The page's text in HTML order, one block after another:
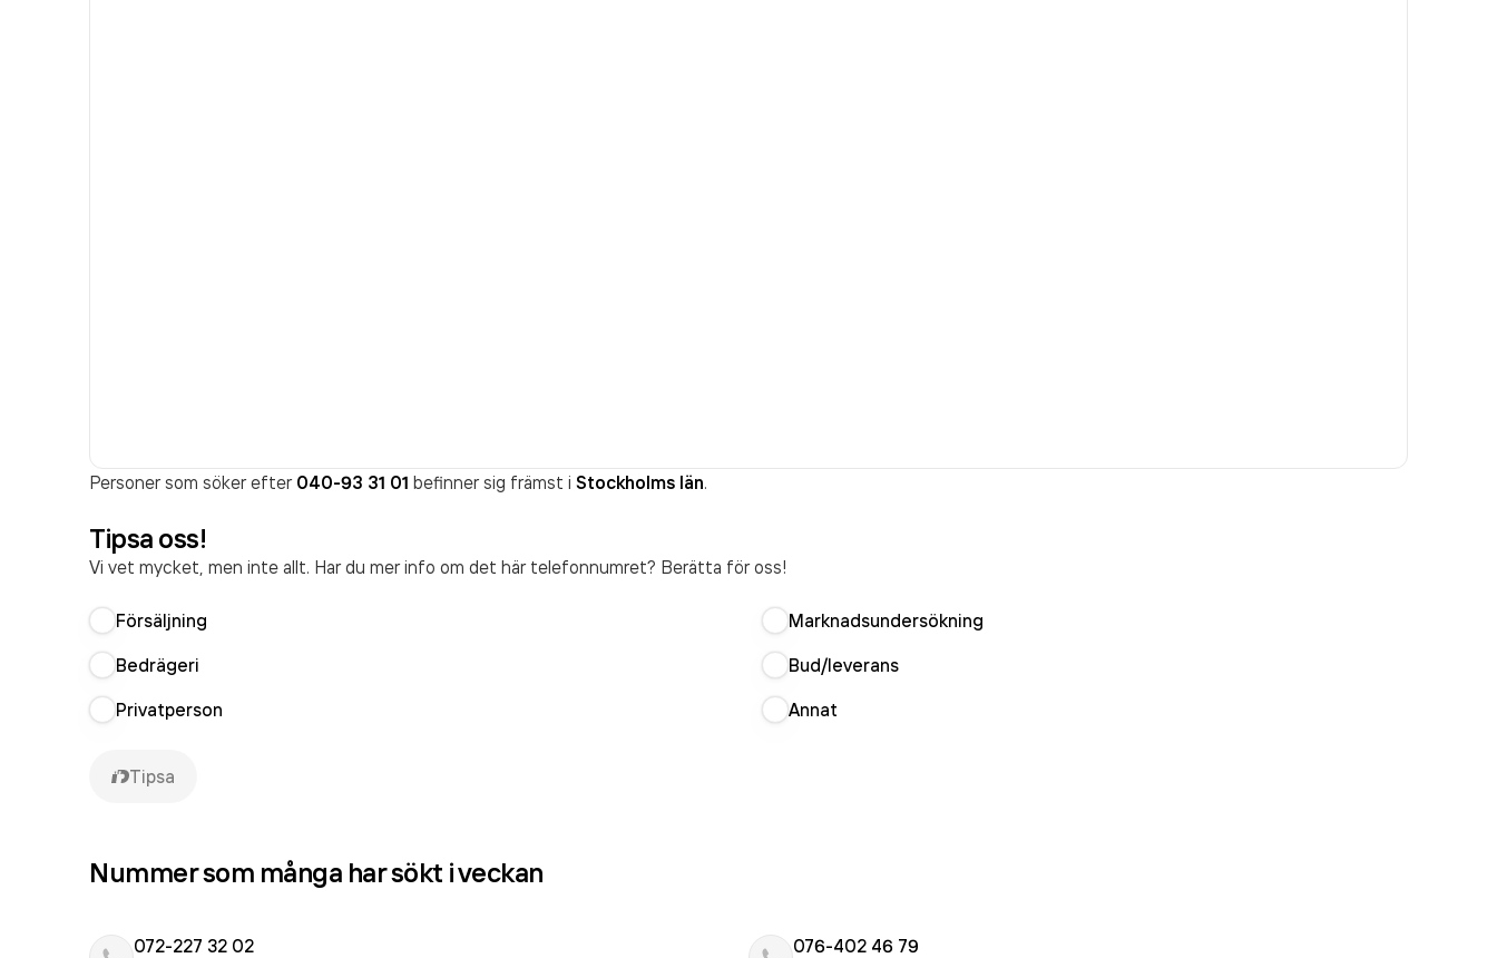
Personer som söker efter 040-93 31 01 befinner sig främst i Stockholms län.
Tipsa oss!
Vi vet mycket, men inte allt. Har du mer info om det här telefonnumret? Berätta för oss!
Försäljning
Marknadsundersökning
Bedrägeri
Bud/leverans
Privatperson
Annat
Tipsa
Nummer som många har sökt i veckan
072-227 32 02 076-402 46 79